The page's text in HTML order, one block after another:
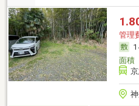
管理
1
面積